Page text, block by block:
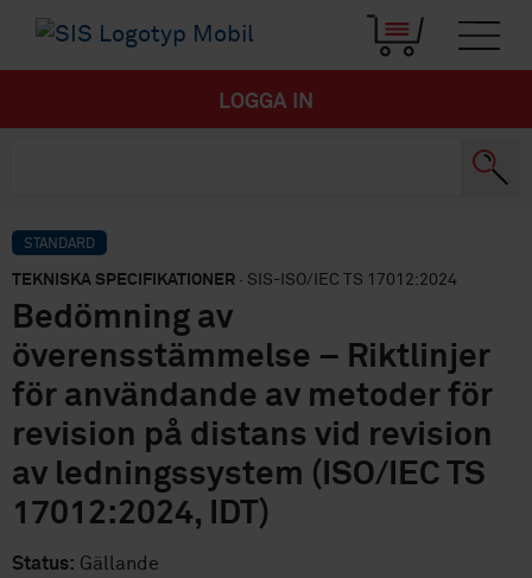
LOGGA IN
STANDARD
TEKNISKA SPECIFIKATIONER · SIS-ISO/IEC TS 17012:2024
Bedömning av
överensstämmelse – Riktlinjer
för användande av metoder för
revision på distans vid revision
av ledningssystem (ISO/IEC TS
17012:2024, IDT)
Status: Gällande